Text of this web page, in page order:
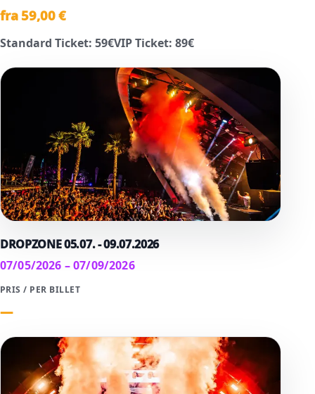
fra 59,00 €
Standard Ticket: 59€VIP Ticket: 89€
DROPZONE 05.07. - 09.07.2026
07/05/2026 – 07/09/2026
PRIS / PER BILLET
—